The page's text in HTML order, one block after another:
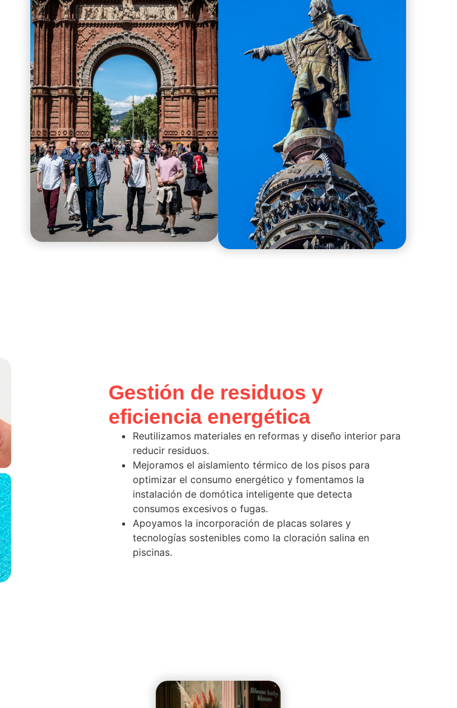
Gestión de residuos y
eficiencia energética
Reutilizamos materiales en reformas y diseño interior para
reducir residuos.
Mejoramos el aislamiento térmico de los pisos para
optimizar el consumo energético y fomentamos la
instalación de domótica inteligente que detecta
consumos excesivos o fugas.
Apoyamos la incorporación de placas solares y
tecnologías sostenibles como la cloración salina en
piscinas.